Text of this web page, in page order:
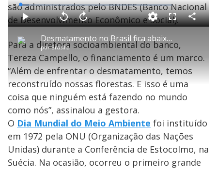
são administrados pelo BNDES (Banco Nacional
de Desenvolvimento Econômico e Social).
P
l
a
y
V
Desmatamento no Brasil fica abaixo de um milhão de hectares pela primeira vez em seis anos
porBrasília
P V
t
a
r
0
s
e
g
n
d
s
A
n
ç
a
s
e
u
n
o
s
M
u
d
o
L
o
a
d
e
5
.
6
%
F
s
c
e
e
n
C
o
i
Para a diretora socioambiental do banco,
Tereza Campello, o financiamento é um marco.
“Além de enfrentar o desmatamento, temos
reconstruído nossas florestas. E isso é uma
coisa que ninguém está fazendo no mundo
como nós”, assinalou a gestora.
O Dia Mundial do Meio Ambiente foi instituído
em 1972 pela ONU (Organização das Nações
Unidas) durante a Conferência de Estocolmo, na
Suécia. Na ocasião, ocorreu o primeiro grande